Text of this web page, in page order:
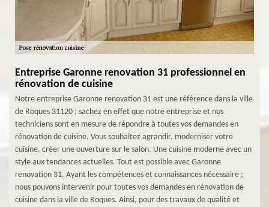
Entreprise Garonne renovation 31 professionnel en
rénovation de cuisine
Notre entreprise Garonne renovation 31 est une référence dans la ville
de Roques 31120 ; sachez en effet que notre entreprise et nos
techniciens sont en mesure de répondre à toutes vos demandes en
rénovation de cuisine. Vous souhaitez agrandir, moderniser votre
cuisine, créer une ouverture sur le salon. Une cuisine moderne avec un
style aux tendances actuelles. Tout est possible avec Garonne
renovation 31. Ayant les compétences et connaissances nécessaire ;
nous pouvons intervenir pour toutes vos demandes en rénovation de
cuisine dans la ville de Roques. Ainsi, pour des travaux de qualité et